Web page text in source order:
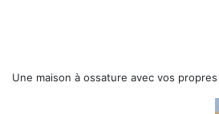
Une maison à ossature avec vos